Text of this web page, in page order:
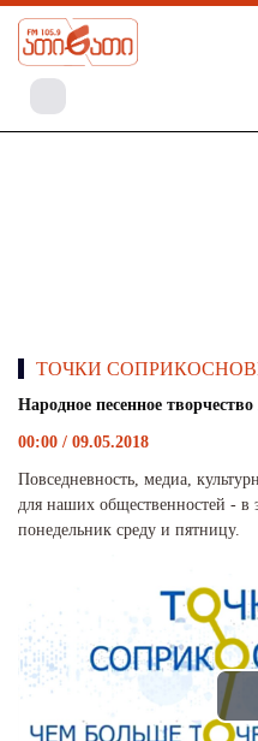
ТОЧКИ
Народное песенное творчество
00:00 / 09.05.2018
Повседневность, медиа,
для наших общественностей -
понедельник среду и пятницу.